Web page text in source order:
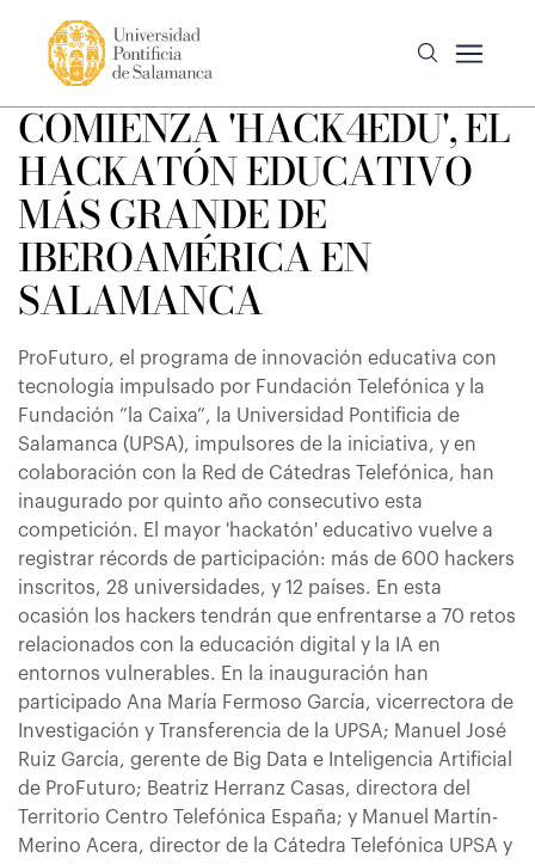
COMIENZA 'HACK4EDU', EL
HACKATÓN EDUCATIVO
MÁS GRANDE DE
IBEROAMÉRICA EN
SALAMANCA
ProFuturo, el programa de innovación educativa con
tecnología impulsado por Fundación Telefónica y la
Fundación ”la Caixa”, la Universidad Pontificia de
Salamanca (UPSA), impulsores de la iniciativa, y en
colaboración con la Red de Cátedras Telefónica, han
inaugurado por quinto año consecutivo esta
competición. El mayor 'hackatón' educativo vuelve a
registrar récords de participación: más de 600 hackers
inscritos, 28 universidades, y 12 países. En esta
ocasión los hackers tendrán que enfrentarse a 70 retos
relacionados con la educación digital y la IA en
entornos vulnerables. En la inauguración han
participado Ana María Fermoso García, vicerrectora de
Investigación y Transferencia de la UPSA; Manuel José
Ruiz García, gerente de Big Data e Inteligencia Artificial
de ProFuturo; Beatriz Herranz Casas, directora del
Territorio Centro Telefónica España; y Manuel Martín-
Merino Acera, director de la Cátedra Telefónica UPSA y